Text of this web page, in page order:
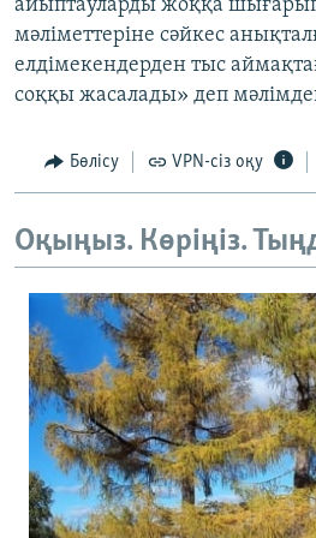
айыптауларды жоққа
мәліметтеріне сәйкес
елдімекендерден тыс
соққы жасалады» деп
Бөлісу VPN-сіз оқу
Оқыңыз. Көріңіз.